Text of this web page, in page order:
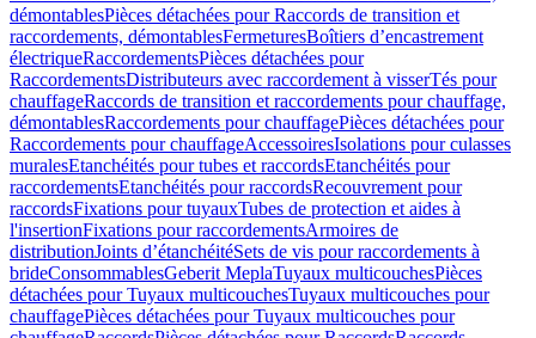
démontablesPièces détachées pour Raccords de transition et
raccordements, démontablesFermeturesBoîtiers d’encastrement
électriqueRaccordementsPièces détachées pour
RaccordementsDistributeurs avec raccordement à visserTés pour
chauffageRaccords de transition et raccordements pour chauffage,
démontablesRaccordements pour chauffagePièces détachées pour
Raccordements pour chauffageAccessoiresIsolations pour culasses
muralesEtanchéités pour tubes et raccordsEtanchéités pour
raccordementsEtanchéités pour raccordsRecouvrement pour
raccordsFixations pour tuyauxTubes de protection et aides à
l'insertionFixations pour raccordementsArmoires de
distributionJoints d’étanchéitéSets de vis pour raccordements à
brideConsommablesGeberit MeplaTuyaux multicouchesPièces
détachées pour Tuyaux multicouchesTuyaux multicouches pour
chauffagePièces détachées pour Tuyaux multicouches pour